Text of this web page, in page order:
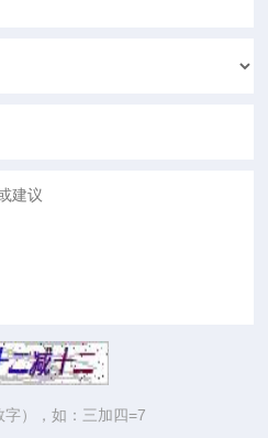
），如：三加四=7